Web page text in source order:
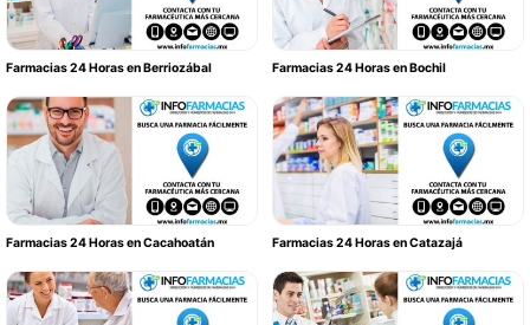
Farmacias 24 Horas en Berriozábal Farmacias 24 Horas en Bochil
Farmacias 24 Horas en Cacahoatán Farmacias 24 Horas en Catazajá